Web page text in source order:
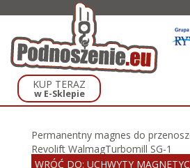
KUP TERAZ
w E-Sklepie
Permanentny magnes do
Revolift WalmagTurbomill SG-1
WRÓĆ DO: UCHWYTY